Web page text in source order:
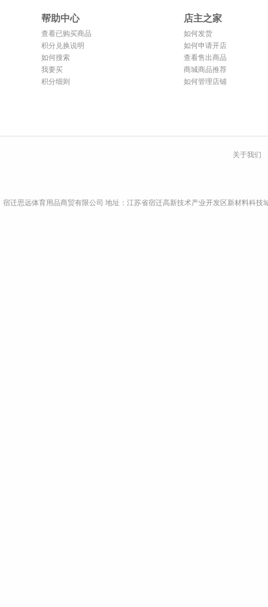
帮助中心
查看已购买商品
积分兑换说明
如何搜索
我要买
积分细则
店主之家
如何发货
如何申请开店
查看售出商品
商城商品推荐
如何管理店铺
关于我们
宿迁思远体育用品商贸有限公司 地址：江苏省宿迁高新技术产业开发区新材料科